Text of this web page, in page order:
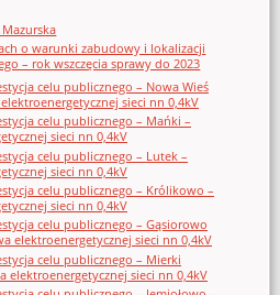
o warunki zabudowy i lokalizacji
– rok wszczęcia sprawy do 2023
celu publicznego – Nowa Wieś
sieci nn 0,4kV
celu publicznego – Mańki –
sieci nn 0,4kV
celu publicznego – Lutek –
sieci nn 0,4kV
celu publicznego – Królikowo –
sieci nn 0,4kV
celu publicznego – Gąsiorowo
elektroenergetycznej sieci nn 0,4kV
celu publicznego – Mierki
elektroenergetycznej sieci nn 0,4kV